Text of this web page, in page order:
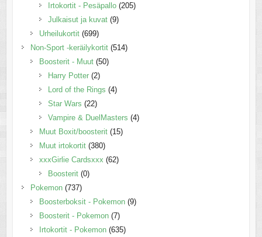
Irtokortit - Pesäpallo (205)
Julkaisut ja kuvat (9)
Urheilukortit (699)
Non-Sport -keräilykortit (514)
Boosterit - Muut (50)
Harry Potter (2)
Lord of the Rings (4)
Star Wars (22)
Vampire & DuelMasters (4)
Muut Boxit/boosterit (15)
Muut irtokortit (380)
xxxGirlie Cardsxxx (62)
Boosterit (0)
Pokemon (737)
Boosterboksit - Pokemon (9)
Boosterit - Pokemon (7)
Irtokortit - Pokemon (635)